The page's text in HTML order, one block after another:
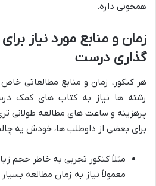
همخونی داره.
زمان و منابع مورد نیاز
گذاری درست
هر کنکور، زمان و منابع مطالعاتی
رشته ها نیاز به کتاب های کمک
پرهزینه و ساعت های مطالعه طولانی
برای بعضی از داوطلب ها، خودش یه
مثلاً کنکور تجربی به خاطر حجم
معمولاً نیاز به زمان مطالعه